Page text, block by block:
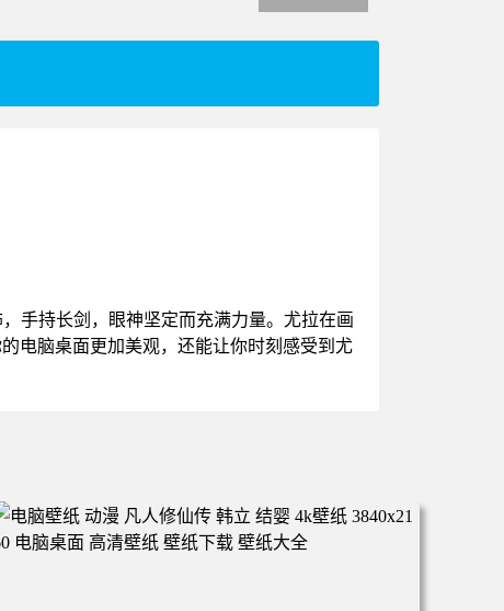
手持长剑，眼神坚定而充满力量。尤拉在画
电脑桌面更加美观，还能让你时刻感受到尤